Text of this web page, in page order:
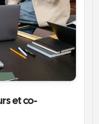
et co-